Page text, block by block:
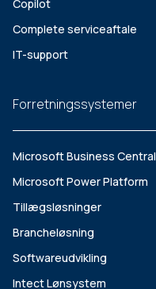
Copilot
Complete serviceaftale
IT-support
Forretningssystemer
Microsoft Business Central
Microsoft Power Platform
Tillægsløsninger
Brancheløsning
Softwareudvikling
Intect Lønsystem